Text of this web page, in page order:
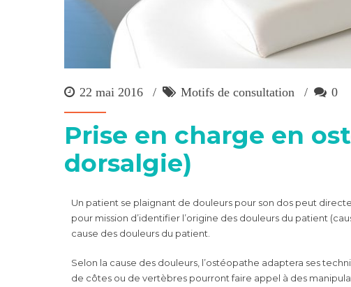
22 mai 2016 Motifs de consultation 0
Prise en charge en
dorsalgie)
Un patient se plaignant de douleurs pour son dos peut
pour mission d’identifier l’origine des douleurs du patient
cause des douleurs du patient.
Selon la cause des douleurs, l’ostéopathe adaptera ses
de côtes ou de vertèbres pourront faire appel à des